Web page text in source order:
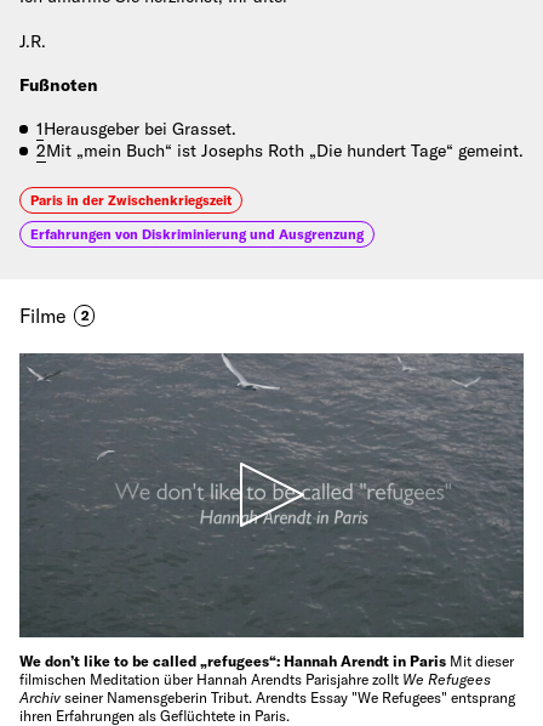
J.R.
Fußnoten
1Herausgeber bei Grasset.
2Mit „mein Buch“ ist Josephs Roth „Die hundert Tage“ gemeint.
Paris in der Zwischenkriegszeit
Erfahrungen von Diskriminierung und Ausgrenzung
Filme 2
We don’t like to be called „refugees“: Hannah Arendt in Paris Mit dieser
filmischen Meditation über Hannah Arendts Parisjahre zollt We Refugees
Archiv seiner Namensgeberin Tribut. Arendts Essay "We Refugees" entsprang
ihren Erfahrungen als Geflüchtete in Paris.